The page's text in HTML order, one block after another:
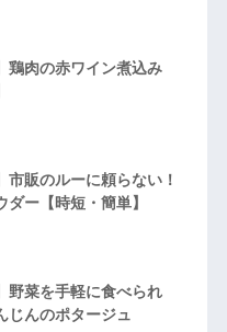
鶏肉の赤ワイン煮込み
市販のルーに頼らない！
ー【時短・簡単】
野菜を手軽に食べられ
じんのポタージュ